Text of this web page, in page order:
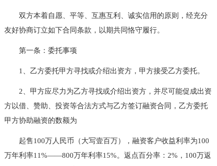
双方本着自愿、平等、互惠互利、诚实信用的原则，经充分
友好协商订立如下合同条款，以期共同恪守履行。
第一条：委托事项
1、乙方委托甲方寻找或介绍出资方，甲方接受乙方委托。
2、甲方应尽力为乙方寻找或介绍出资方，并尽可能促成出资
方以借、赞助、投资等合法方式与乙方签订融资合同，乙方委托
甲方协助融资的数额为
起售100万人民币（大写壹百万），融资客户收益利率为100
万年利率11%——800万年利率15%。返点百分率：2%，100万返